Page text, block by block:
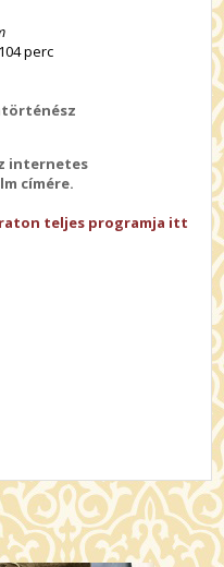
perc
internetes
címére.
teljes programja itt